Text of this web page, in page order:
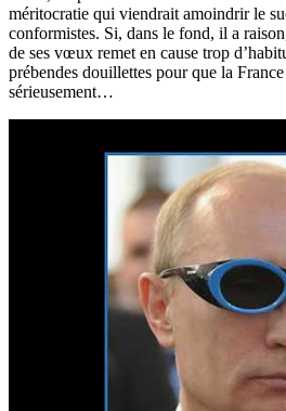
méritocratie qui viendrait amoindrir le
conformistes. Si, dans le fond, il a
de ses vœux remet en cause trop
prébendes douillettes pour que la
sérieusement…